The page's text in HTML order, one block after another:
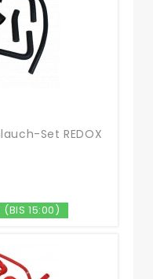
Set REDOX
(BIS 15:00)